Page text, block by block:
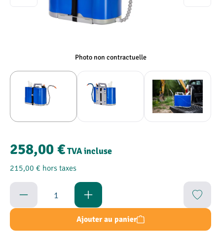
Photo non contractuelle
215,00 € hors taxes
258,00 €TVA incluse
Quantité de produit : Entrez la quantité
Ajouter au panier